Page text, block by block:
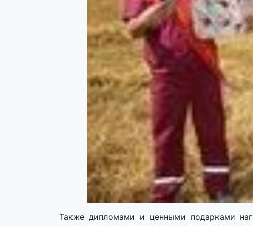
Также дипломами и ценными подарками